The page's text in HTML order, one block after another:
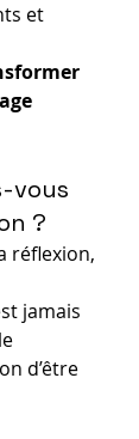
et
vous
?
réflexion,
jamais
d’être